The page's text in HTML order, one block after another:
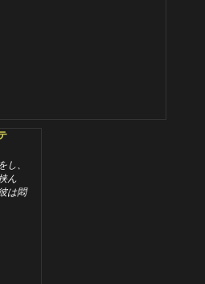
し、
ん
は悶